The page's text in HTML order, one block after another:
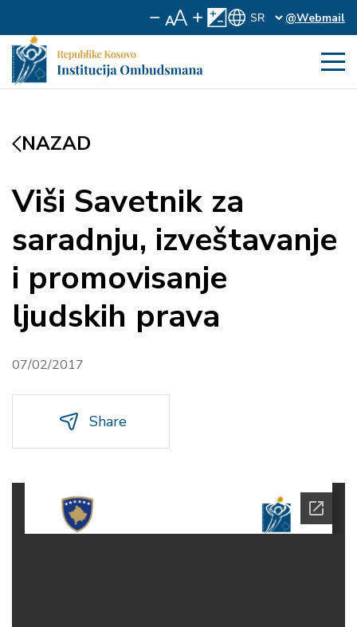
@Webmail
NAZAD
Viši Savetnik za
saradnju, izveštavanje
i promovisanje
ljudskih prava
07/02/2017
Share